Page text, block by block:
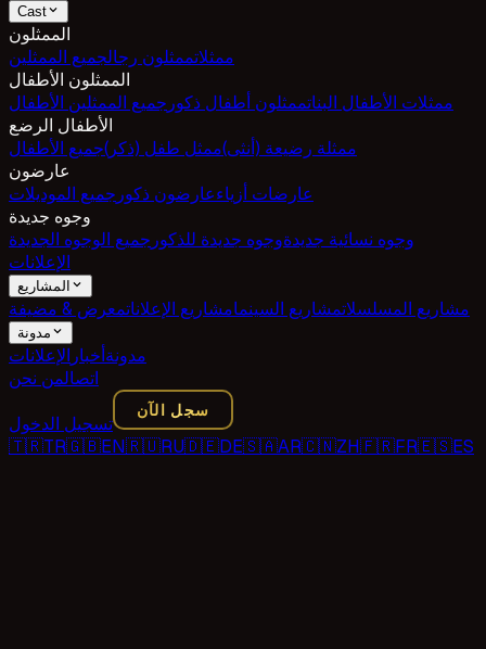
Cast
الممثلون
ممثلاتممثلون رجالجميع الممثلين
الممثلون الأطفال
ممثلات الأطفال البناتممثلون أطفال ذكور جميع الممثلين الأطفال
الأطفال الرضع
ممثلة رضيعة (أنثى)ممثل طفل (ذكر)جميع الأطفال
عارضون
عارضات أزياءعارضون ذكور جميع الموديلات
وجوه جديدة
وجوه نسائية جديدةوجوه جديدة للذكور جميع الوجوه الجديدة
الإعلانات
المشاريع
مشاريع المسلسلاتمشاريع السينمامشاريع الإعلاناتمعرض & مضيفة
مدونة
مدونةأخبار الإعلانات
اتصالمن نحن
تسجيل الدخول
سجل الآن
🇹🇷TR🇬🇧EN🇷🇺RU🇩🇪DE🇸🇦AR🇨🇳ZH🇫🇷FR🇪🇸ES